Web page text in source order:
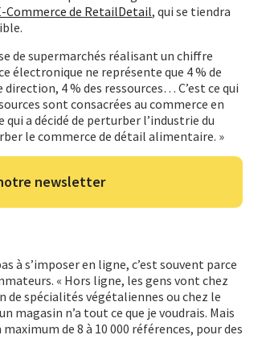
Commerce de RetailDetail, qui se tiendra
de supermarchés réalisant un chiffre
électronique ne représente que 4 % de
4 % des ressources… C’est ce qui
sont consacrées au commerce en
a décidé de perturber l’industrie du
le commerce de détail alimentaire. »
newsletter
s’imposer en ligne, c’est souvent parce
« Hors ligne, les gens vont chez
de spécialités végétaliennes ou chez le
magasin n’a tout ce que je voudrais. Mais
de 8 à 10 000 références, pour des